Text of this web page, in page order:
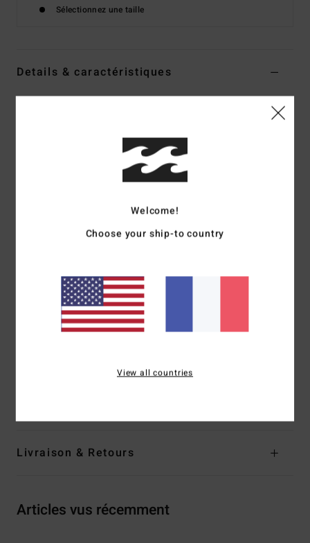
Sélectionnez une taille
Details & caractéristiques
encolure à capuche
Poches :Poches kangourou
Système de fermeture :Modèle à enfiler
Logotage :Sérigraphie sur la poitrine, les manches et
dans le dos
Livraison & Retours
Articles vus récemment
Welcome!
Choose your ship-to country
View all countries